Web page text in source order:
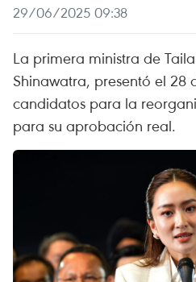
29/06/2025 09:38
La primera ministra de
Shinawatra, presentó el 28
candidatos para la
para su aprobación real.